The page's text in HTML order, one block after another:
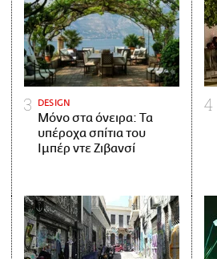
DESIGN
Μόνο στα όνειρα: Τα
υπέροχα σπίτια του
Ιμπέρ ντε Ζιβανσί